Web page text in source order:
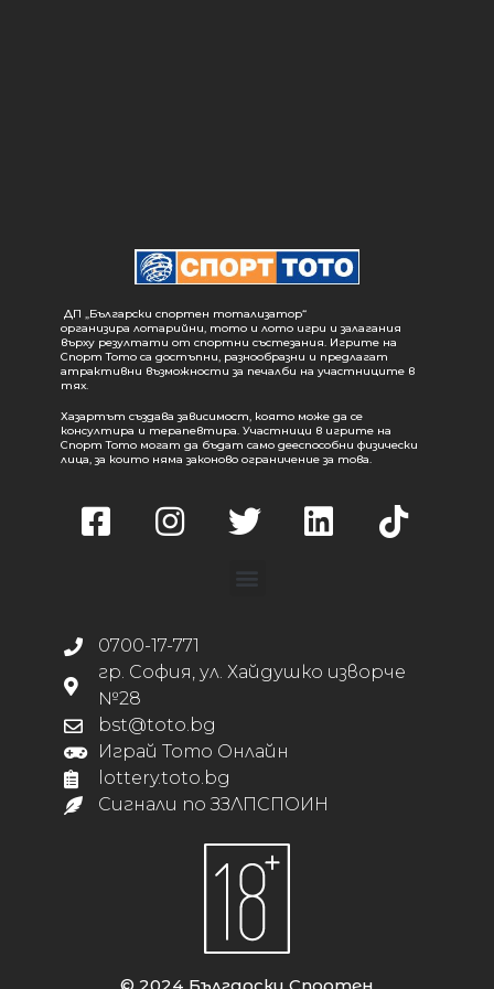
ДП „Български спортен тотализатор“
организира лотарийни, тото и лото игри и залагания
върху резултати от спортни състезания. Игрите на
Спорт Тото са достъпни, разнообразни и предлагат
атрактивни възможности за печалби на участниците в
тях.
Хазартът създава зависимост, която може да се
консултира и терапевтира. Участници в игрите на
Спорт Тото могат да бъдат само дееспособни физически
лица, за които няма законово ограничение за това.
0700-17-771
гр. София, ул. Хайдушко изворче
№28
bst@toto.bg
Играй Тото Онлайн
lottery.toto.bg
Сигнали по ЗЗЛПСПОИН